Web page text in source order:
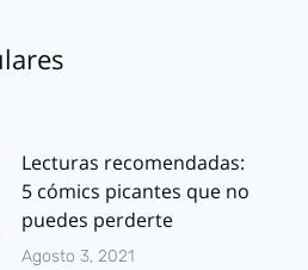
Lecturas recomendadas:
5 cómics picantes que no
puedes perderte
Agosto 3, 2021